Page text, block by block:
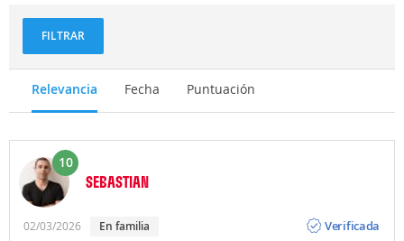
FILTRAR
Relevancia Fecha Puntuación
10
SEBASTIAN
02/03/2026 En familia
Verificada